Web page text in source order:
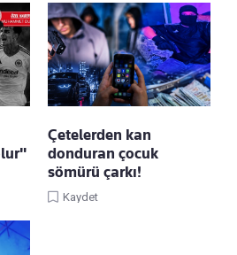
Çetelerden kan
donduran çocuk
sömürü çarkı!
Kaydet